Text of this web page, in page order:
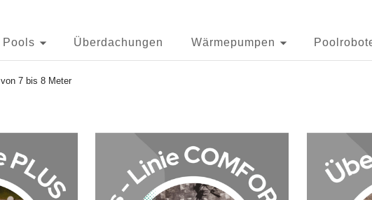
Pools Überdachungen Wärmepumpen
von 7 bis 8 Meter